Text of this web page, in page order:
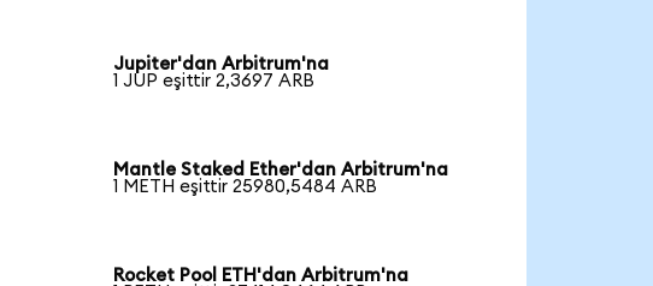
Jupiter'dan Arbitrum'na
1 JUP eşittir 2,3697 ARB
Mantle Staked Ether'dan Arbitrum'na
1 METH eşittir 25980,5484 ARB
Rocket Pool ETH'dan Arbitrum'na